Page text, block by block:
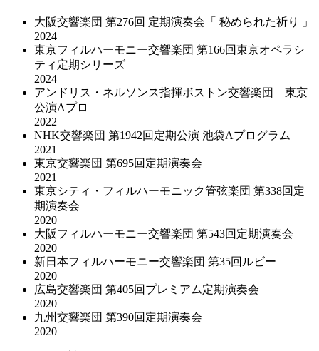
大阪交響楽団 第276回 定期演奏会「 秘められた祈り 」
2024
東京フィルハーモニー交響楽団 第166回東京オペラシ
ティ定期シリーズ
2024
アンドリス・ネルソンス指揮ボストン交響楽団 東京
公演Aプロ
2022
NHK交響楽団 第1942回定期公演 池袋Aプログラム
2021
東京交響楽団 第695回定期演奏会
2021
東京シティ・フィルハーモニック管弦楽団 第338回定
期演奏会
2020
大阪フィルハーモニー交響楽団 第543回定期演奏会
2020
新日本フィルハーモニー交響楽団 第35回ルビー
2020
広島交響楽団 第405回プレミアム定期演奏会
2020
九州交響楽団 第390回定期演奏会
2020